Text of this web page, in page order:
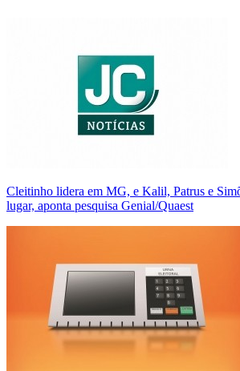
Cleitinho lidera em MG, e Kalil, Patrus e
lugar, aponta pesquisa Genial/Quaest